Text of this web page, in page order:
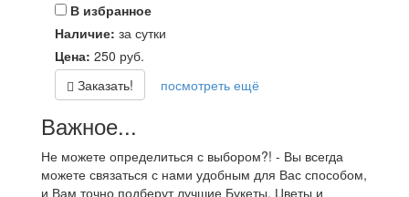
В избранное
Наличие: за сутки
Цена: 250 руб.
Заказать!
посмотреть ещё
Важное...
Не можете определиться с выбором?! - Вы всегда
можете связаться с нами удобным для Вас способом,
и Вам точно подберут лучшие Букеты, Цветы и